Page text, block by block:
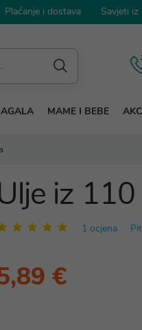
Plaćanje i dostava Savjeti iz
MAME I BEBE
iz
1 ocjena
€